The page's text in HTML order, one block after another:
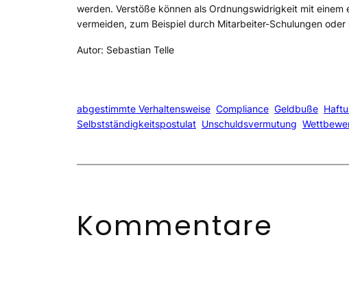
werden. Verstöße können als Ordnungswidrigkeit mit
vermeiden, zum Beispiel durch Mitarbeiter-Schulungen
Autor: Sebastian Telle
abgestimmte Verhaltensweise Compliance Geldbuße
Selbstständigkeitspostulat Unschuldsvermutung
Kommentare